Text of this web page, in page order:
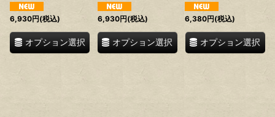
6,930円(税込)
オプション選択
6,930円(税込)
オプション選択
6,380円(税込)
オプション選択